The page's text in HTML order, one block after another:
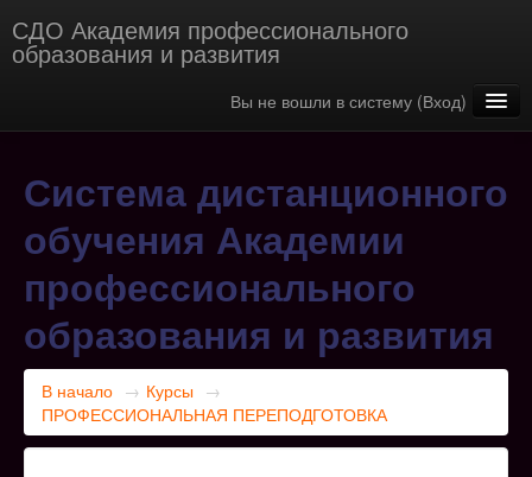
СДО Академия профессионального
образования и развития
Вы не вошли в систему (Вход)
Система дистанционного
обучения Академии
профессионального
образования и развития
В начало → Курсы →
ПРОФЕССИОНАЛЬНАЯ ПЕРЕПОДГОТОВКА